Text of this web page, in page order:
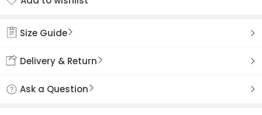
Size Guide
Delivery & Return
Ask a Question